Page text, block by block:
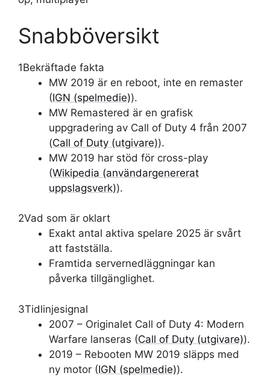
Snabböversikt
1Bekräftade fakta
MW 2019 är en reboot, inte en remaster
(IGN (spelmedie)).
MW Remastered är en grafisk
uppgradering av Call of Duty 4 från 2007
(Call of Duty (utgivare)).
MW 2019 har stöd för cross-play
(Wikipedia (användargenererat
uppslagsverk)).
2Vad som är oklart
Exakt antal aktiva spelare 2025 är svårt
att fastställa.
Framtida servernedläggningar kan
påverka tillgänglighet.
3Tidlinjesignal
2007 – Originalet Call of Duty 4: Modern
Warfare lanseras (Call of Duty (utgivare)).
2019 – Rebooten MW 2019 släpps med
ny motor (IGN (spelmedie)).